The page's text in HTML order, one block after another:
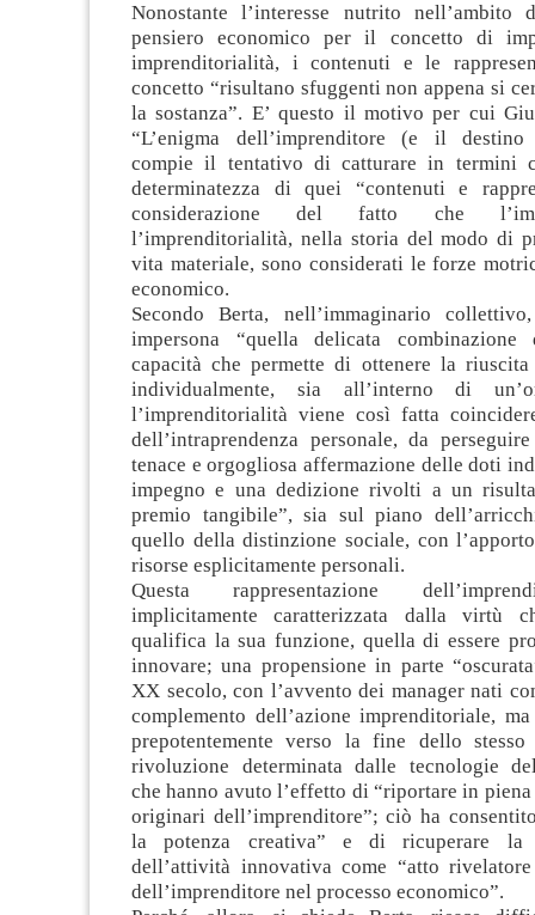
Nonostante l’interesse nutrito nell’ambito
pensiero economico per il concetto di
imprenditorialità, i contenuti e le
concetto “risultano sfuggenti non appena si
la sostanza”. E’ questo il motivo per cui
“L’enigma dell’imprenditore (e il destino
compie il tentativo di catturare in termini
determinatezza di quei “contenuti e
considerazione del fatto che
l’imprenditorialità, nella storia del modo di
vita materiale, sono considerati le forze
economico.
Secondo Berta, nell’immaginario
impersona “quella delicata
capacità che permette di ottenere la riuscita
individualmente, sia all’interno di
l’imprenditorialità viene così fatta
dell’intraprendenza personale, da
tenace e orgogliosa affermazione delle doti
impegno e una dedizione rivolti a un
premio tangibile”, sia sul piano
quello della distinzione sociale, con
risorse esplicitamente personali.
Questa rappresentazione
implicitamente caratterizzata dalla virtù
qualifica la sua funzione, quella di essere
innovare; una propensione in parte
XX secolo, con l’avvento dei manager nati
complemento dell’azione imprenditoriale,
prepotentemente verso la fine dello
rivoluzione determinata dalle tecnologie
che hanno avuto l’effetto di “riportare in
originari dell’imprenditore”; ciò ha
la potenza creativa” e di ricuperare la
dell’attività innovativa come “atto
dell’imprenditore nel processo economico”.